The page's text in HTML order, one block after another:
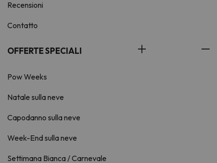
Recensioni
Contatto
OFFERTE SPECIALI
Pow Weeks
Natale sulla neve
Capodanno sulla neve
Week-End sulla neve
Settimana Bianca / Carnevale